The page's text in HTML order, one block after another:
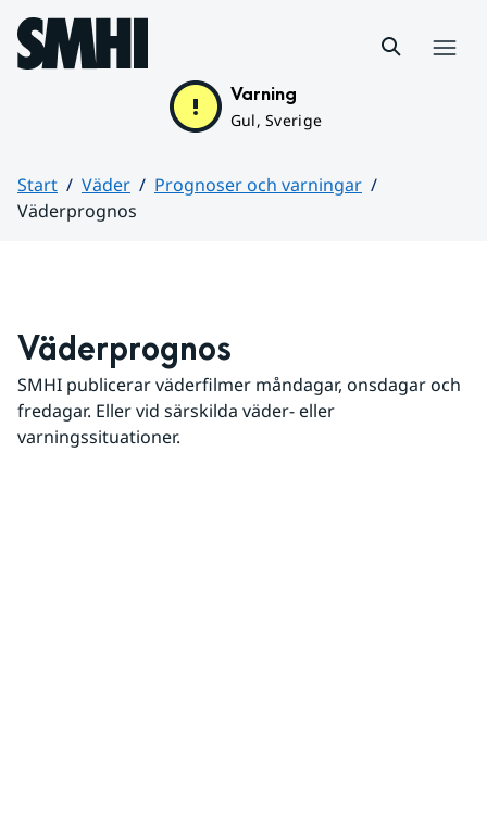
Hoppa till sidans innehåll
Varning
Gul, Sverige
Start Väder
Prognoser och varningar
Väderprognos
Väderprognos
SMHI publicerar väderfilmer måndagar, onsdagar och
fredagar. Eller vid särskilda väder- eller
varningssituationer.